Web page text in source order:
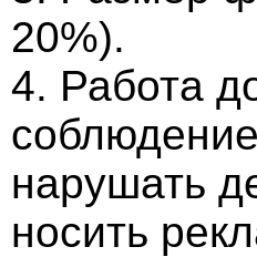
20%).
4. Работа
нарушать
носить